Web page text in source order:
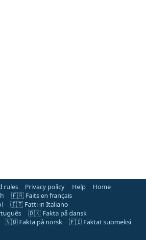
rules Privacy policy Help
Home
🇫🇷 Faits en français
🇮🇹 Fatti in Italiano
🇩🇰 Fakta på dansk
🇳🇴 Fakta på norsk
🇫🇮 Faktat suomeksi